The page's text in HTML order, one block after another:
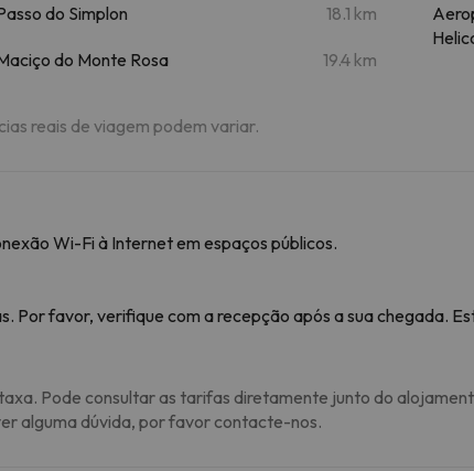
do Simplon 18.1 km
do Monte Rosa 19.4 km
reais de viagem podem variar.
Wi-Fi à Internet em espaços públicos.
Por favor, verifique com a recepção após a sua chegada.
Pode consultar as tarifas diretamente junto do
alguma dúvida, por favor contacte-nos.